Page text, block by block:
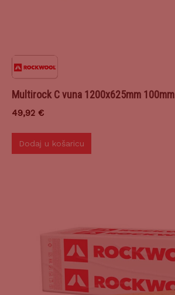
Multirock C vuna 1200x625mm 100mm
49,92 €
Dodaj u košaricu